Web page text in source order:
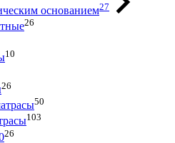
основанием27
26
10
26
50
103
26